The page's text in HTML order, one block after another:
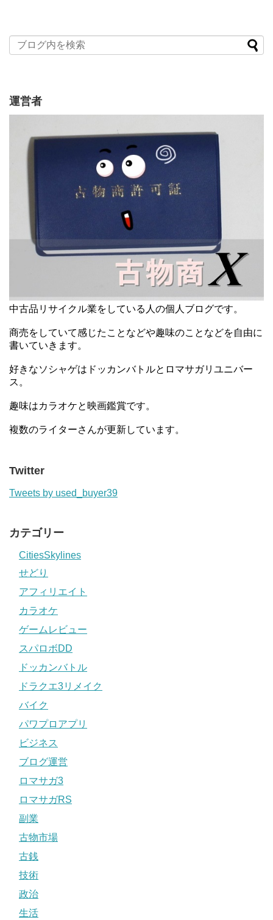
運営者
中古品リサイクル業をしている人の個人ブログです。
商売をしていて感じたことなどや趣味のことなどを自由に
書いていきます。
好きなソシャゲはドッカンバトルとロマサガリユニバー
ス。
趣味はカラオケと映画鑑賞です。
複数のライターさんが更新しています。
Twitter
Tweets by used_buyer39
カテゴリー
CitiesSkylines
せどり
アフィリエイト
カラオケ
ゲームレビュー
スパロボDD
ドッカンバトル
ドラクエ3リメイク
バイク
パワプロアプリ
ビジネス
ブログ運営
ロマサガ3
ロマサガRS
副業
古物市場
古銭
技術
政治
生活